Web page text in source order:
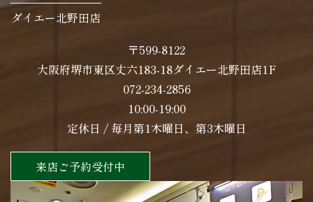
ダイエー北野田店
〒599-8122
大阪府堺市東区丈六183-18ダイエー北野田店1F
072-234-2856
10:00-19:00
定休日 / 毎月第1木曜日、第3木曜日
来店ご予約受付中